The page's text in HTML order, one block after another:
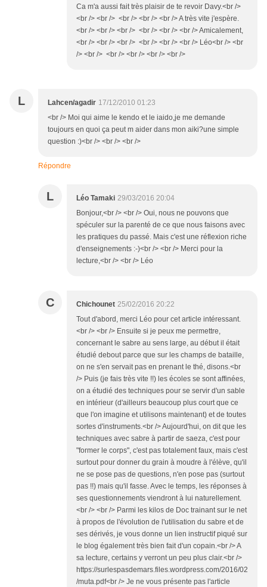
Ca m'a aussi fait très plaisir de te revoir Davy.<br />
<br /> <br /> <br /> <br /> <br /> A très vite j'espère.
<br /> <br /> <br /> <br /> <br /> <br /> Amicalement,
<br /> <br /> <br /> <br /> <br /> <br /> Léo<br /> <br
/> <br /> <br /> <br /> <br /> <br />
L Lahcen/agadir 17/12/2010 01:23
<br /> Moi qui aime le kendo et le iaido,je me demande
toujours en quoi ça peut m aider dans mon aiki?une simple
question :)<br /> <br /> <br />
Répondre
L Léo Tamaki 29/03/2016 20:04
Bonjour,<br /> <br /> Oui, nous ne pouvons que
spéculer sur la parenté de ce que nous faisons avec
les pratiques du passé. Mais c'est une réflexion riche
d'enseignements :-)<br /> <br /> Merci pour la
lecture,<br /> <br /> Léo
C Chichounet 25/02/2016 20:22
Tout d'abord, merci Léo pour cet article intéressant.
<br /> <br /> Ensuite si je peux me permettre,
concernant le sabre au sens large, au début il était
étudié debout parce que sur les champs de bataille,
on ne s'en servait pas en prenant le thé, disons.<br
/> Puis (je fais très vite !!) les écoles se sont affinées,
on a étudié des techniques pour se servir d'un sable
en intérieur (d'ailleurs beaucoup plus court que ce
que l'on imagine et utilisons maintenant) et de toutes
sortes d'instruments.<br /> Aujourd'hui, on dit que les
techniques avec sabre à partir de saeza, c'est pour
"former le corps", c'est pas totalement faux, mais c'est
surtout pour donner du grain à moudre à l'élève, qu'il
ne se pose pas de questions, n'en pose pas (surtout
pas !!) mais qu'il fasse. Avec le temps, les réponses à
ses questionnements viendront à lui naturellement.
<br /> <br /> Parmi les kilos de Doc trainant sur le net
à propos de l'évolution de l'utilisation du sabre et de
ses dérivés, je vous donne un lien instructif piqué sur
le blog également très bien fait d'un copain.<br /> A
sa lecture, certains y verront un peu plus clair.<br />
https://surlespasdemars.files.wordpress.com/2016/02
/muta.pdf<br /> Je ne vous présente pas l'article